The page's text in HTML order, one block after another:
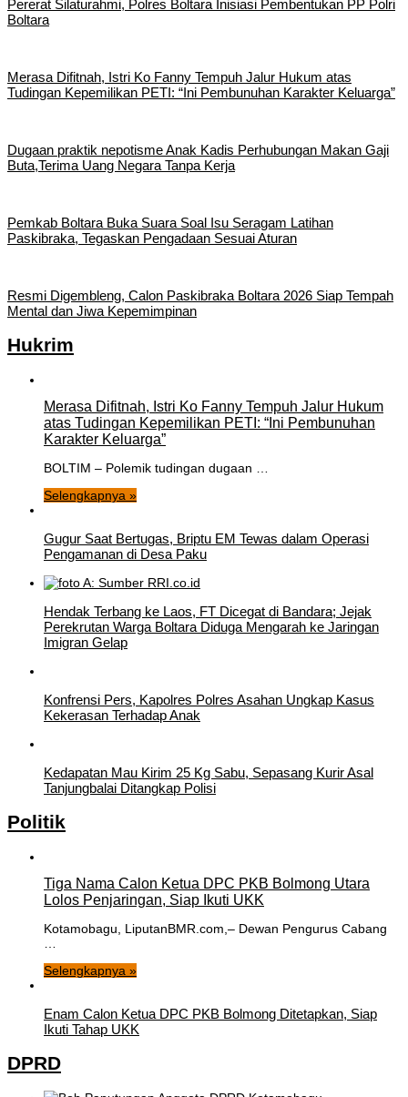
Pererat Silaturahmi, Polres Boltara Inisiasi Pembentukan PP Polri
Boltara
Merasa Difitnah, Istri Ko Fanny Tempuh Jalur Hukum atas
Tudingan Kepemilikan PETI: “Ini Pembunuhan Karakter Keluarga”
Dugaan praktik nepotisme Anak Kadis Perhubungan Makan Gaji
Buta,Terima Uang Negara Tanpa Kerja
Pemkab Boltara Buka Suara Soal Isu Seragam Latihan
Paskibraka, Tegaskan Pengadaan Sesuai Aturan
Resmi Digembleng, Calon Paskibraka Boltara 2026 Siap Tempah
Mental dan Jiwa Kepemimpinan
Hukrim
Merasa Difitnah, Istri Ko Fanny Tempuh Jalur Hukum
atas Tudingan Kepemilikan PETI: “Ini Pembunuhan
Karakter Keluarga”
BOLTIM – Polemik tudingan dugaan …
Selengkapnya »
Gugur Saat Bertugas, Briptu EM Tewas dalam Operasi
Pengamanan di Desa Paku
Hendak Terbang ke Laos, FT Dicegat di Bandara; Jejak
Perekrutan Warga Boltara Diduga Mengarah ke Jaringan
Imigran Gelap
Konfrensi Pers, Kapolres Polres Asahan Ungkap Kasus
Kekerasan Terhadap Anak
Kedapatan Mau Kirim 25 Kg Sabu, Sepasang Kurir Asal
Tanjungbalai Ditangkap Polisi
Politik
Tiga Nama Calon Ketua DPC PKB Bolmong Utara
Lolos Penjaringan, Siap Ikuti UKK
Kotamobagu, LiputanBMR.com,– Dewan Pengurus Cabang
Selengkapnya »
Enam Calon Ketua DPC PKB Bolmong Ditetapkan, Siap
Ikuti Tahap UKK
DPRD